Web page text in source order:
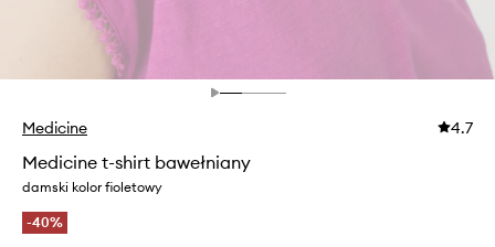
Medicine 4.7
Medicine t-shirt bawełniany
damski kolor fioletowy
-40%